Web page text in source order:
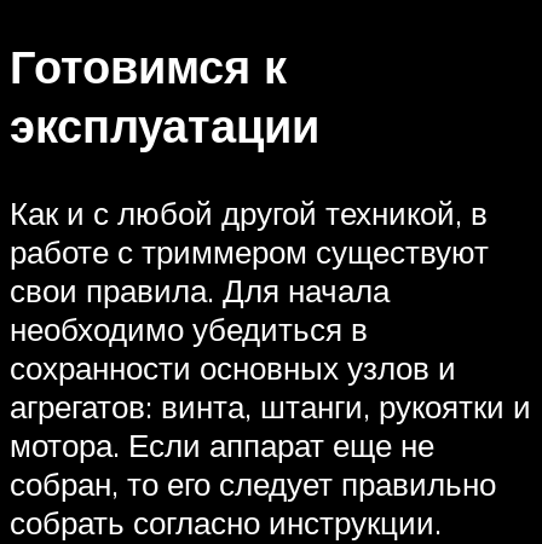
Готовимся к
эксплуатации
Как и с любой другой техникой, в
работе с триммером существуют
свои правила. Для начала
необходимо убедиться в
сохранности основных узлов и
агрегатов: винта, штанги, рукоятки и
мотора. Если аппарат еще не
собран, то его следует правильно
собрать согласно инструкции.